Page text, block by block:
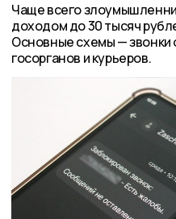
Чаще всего
доходом до 30 тысяч
Основные схемы — звонки
госорганов и курьеров.